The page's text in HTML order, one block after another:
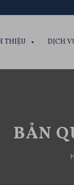
THIỆU DỊCH
BẢN